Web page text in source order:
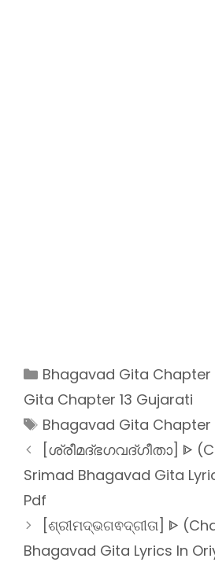
Categories
Bhagavad Gita Chapter
Gita Chapter 13 Gujarati
Tags
Bhagavad Gita Chapter
[ശ്രീമദ്ഭഗവദ്ഗീതാ] ᐈ
Srimad Bhagavad Gita
Pdf
[ଶ୍ରୀମଦ୍ଭଗଵଦ୍ଗୀତା] ᐈ
Bhagavad Gita Lyrics In